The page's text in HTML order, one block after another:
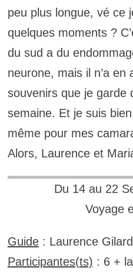
peu plus longue, vé ce
quelques moments ?
du sud a du
neurone, mais il n’a
souvenirs que je garde
semaine. Et je suis
même pour mes
Alors, Laurence et
Du 14 au 22
Voyage
Guide: Laurence
Participantes(ts) : 6 +